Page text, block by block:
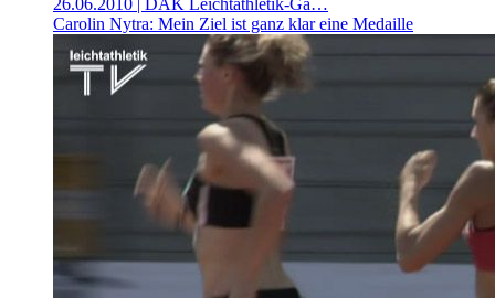
26.06.2010 | DAK Leichtathletik-Ga…
Carolin Nytra: Mein Ziel ist ganz klar eine Medaille